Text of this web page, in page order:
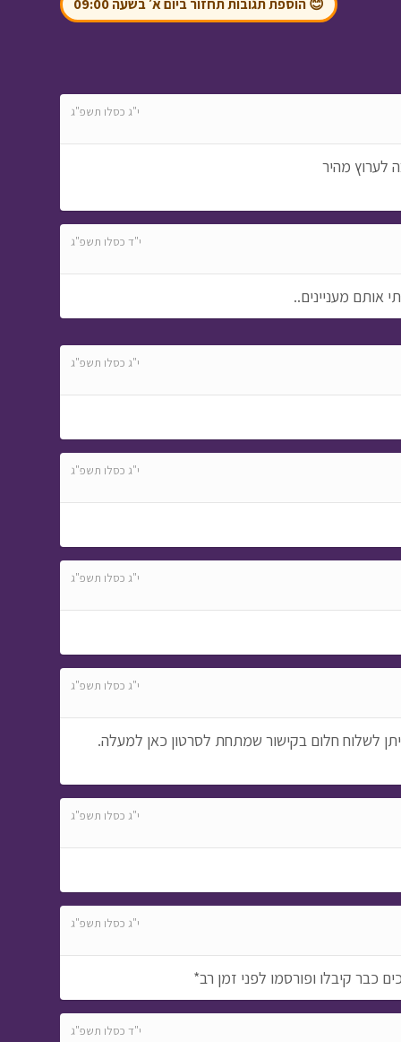
מתוק מאוד א
• מתוך
😊 הוספת תגובות תחזור ביום א׳ בשעה 09:00
י"ג כסלו תשפ"ג
לערוץ מהיר
י"ד כסלו תשפ"ג
אותם מעניינים..
י"ג כסלו תשפ"ג
י"ג כסלו תשפ"ג
י"ג כסלו תשפ"ג
י"ג כסלו תשפ"ג
לשלוח חלום בקישור שמתחת לסרטון כאן למעלה.
י"ג כסלו תשפ"ג
י"ג כסלו תשפ"ג
כבר קיבלו ופורסמו לפני זמן רב*
י"ד כסלו תשפ"ג